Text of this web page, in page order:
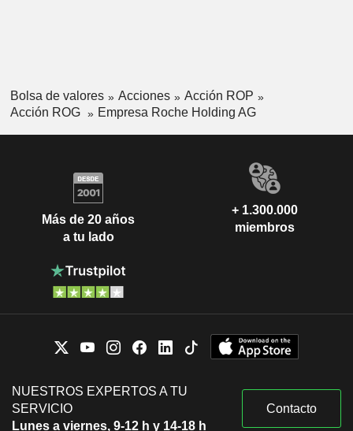
Bolsa de valores Acciones
Acción ROP
Acción ROG
Empresa Roche Holding AG
Más de 20 años
a tu lado
+ 1.300.000
miembros
NUESTROS EXPERTOS A TU
SERVICIO
Lunes a viernes, 9-12 h y 14-18 h
Contacto